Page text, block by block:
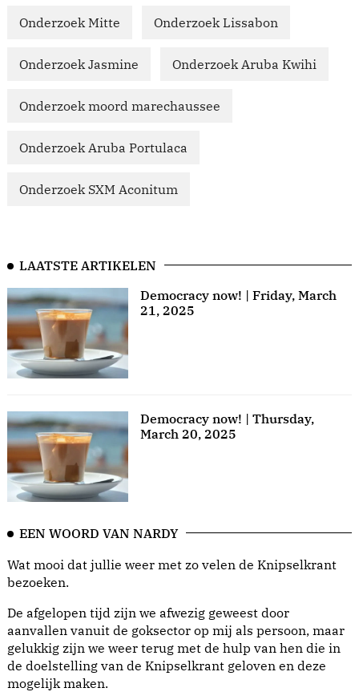
Onderzoek Mitte Onderzoek Lissabon
Onderzoek Jasmine Onderzoek Aruba Kwihi
Onderzoek moord marechaussee
Onderzoek Aruba Portulaca
Onderzoek SXM Aconitum
LAATSTE ARTIKELEN
Democracy now! | Friday, March
21, 2025
Democracy now! | Thursday,
March 20, 2025
EEN WOORD VAN NARDY
Wat mooi dat jullie weer met zo velen de Knipselkrant
bezoeken.
De afgelopen tijd zijn we afwezig geweest door
aanvallen vanuit de goksector op mij als persoon, maar
gelukkig zijn we weer terug met de hulp van hen die in
de doelstelling van de Knipselkrant geloven en deze
mogelijk maken.